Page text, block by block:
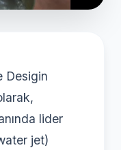
Desigin
lider
jet)